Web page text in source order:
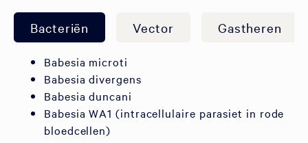
Bacteriën Vector Gastheren
Babesia microti
Babesia divergens
Babesia duncani
Babesia WA1 (intracellulaire parasiet in rode
bloedcellen)